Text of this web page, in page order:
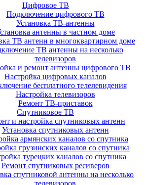
Цифровое ТВ
Подключение цифрового ТВ
Установка ТВ-антенны
антенны в частном доме
ТВ антенн в многоквартирном доме
ТВ антенны на несколько
телевизоров
и ремонт антенны цифрового ТВ
Настройка цифровых каналов
бесплатного телелевидения
Настройка телевизоров
Ремонт ТВ-приставок
Спутниковое ТВ
и настройка спутниковых антенн
Установка спутниковых антенн
армянских каналов со спутника
грузинских каналов со спутника
турецких каналов со спутника
Ремонт спутниковых ресиверов
спутниковой антенны на несколько
телевизоров